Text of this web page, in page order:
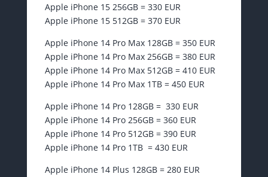
Apple iPhone 15 256GB = 330 EUR
Apple iPhone 15 512GB = 370 EUR
Apple iPhone 14 Pro Max 128GB = 350 EUR
Apple iPhone 14 Pro Max 256GB = 380 EUR
Apple iPhone 14 Pro Max 512GB = 410 EUR
Apple iPhone 14 Pro Max 1TB = 450 EUR
Apple iPhone 14 Pro 128GB = 330 EUR
Apple iPhone 14 Pro 256GB = 360 EUR
Apple iPhone 14 Pro 512GB = 390 EUR
Apple iPhone 14 Pro 1TB = 430 EUR
Apple iPhone 14 Plus 128GB = 280 EUR